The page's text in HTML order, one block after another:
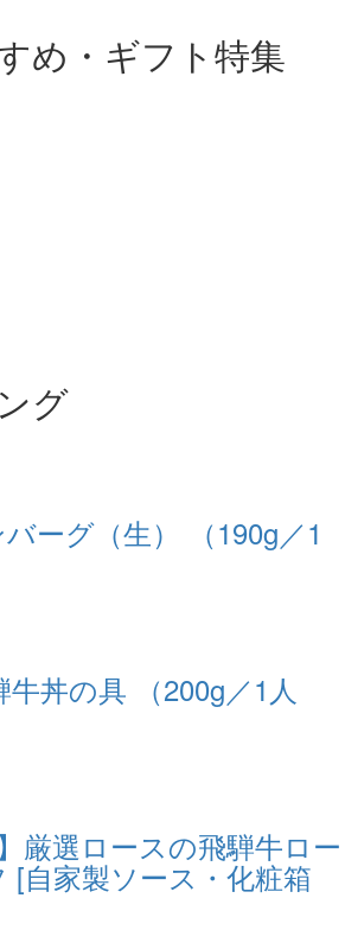
め・ギフト特集
グ
ーグ（生） （190g／1
丼の具 （200g／1人
厳選ロースの飛騨牛ロー
[自家製ソース・化粧箱